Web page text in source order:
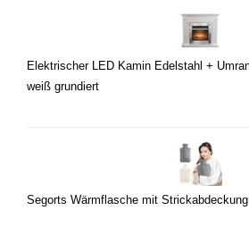
Elektrischer LED Kamin Edelstahl +
weiß grundiert
Segorts Wärmflasche mit Strickabdeckung